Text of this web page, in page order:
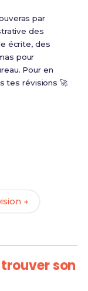
par
des
écrite, des
pour
Pour en
tes révisions 🚀
→
trouver son